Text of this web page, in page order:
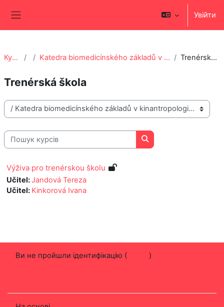
Увійти
Курси Katedra biomedicínského základů v kinantropologii Trenérská škola
Trenérská škola
Категорії курсів
Пошук курсів
Пошук курсів
Výživa pro trenérskou školu
Učitel:Jandová Tereza
Učitel: Kinkorová Ivana
Ви не пройшли ідентифікацію (
)